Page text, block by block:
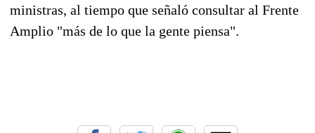
ministras, al tiempo que señaló consultar al Frente
Amplio "más de lo que la gente piensa".